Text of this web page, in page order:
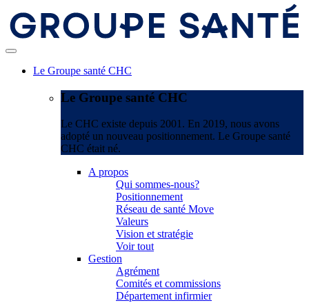
Le Groupe santé CHC
Le Groupe santé CHC
Le CHC existe depuis 2001. En 2019, nous avons
adopté un nouveau positionnement. Le Groupe santé
CHC était né.
A propos
Qui sommes-nous?
Positionnement
Réseau de santé Move
Valeurs
Vision et stratégie
Voir tout
Gestion
Agrément
Comités et commissions
Département infirmier